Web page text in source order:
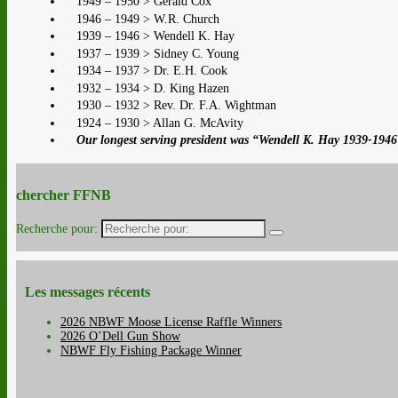
1946 – 1949 > W.R. Church
1939 – 1946 > Wendell K. Hay
1937 – 1939 > Sidney C. Young
1934 – 1937 > Dr. E.H. Cook
1932 – 1934 > D. King Hazen
1930 – 1932 > Rev. Dr. F.A. Wightman
1924 – 1930 > Allan G. McAvity
Our longest serving president was “Wendell K. Hay 1939-
chercher FFNB
Recherche pour:
Les messages récents
2026 NBWF Moose License Raffle Winners
2026 O’Dell Gun Show
NBWF Fly Fishing Package Winner